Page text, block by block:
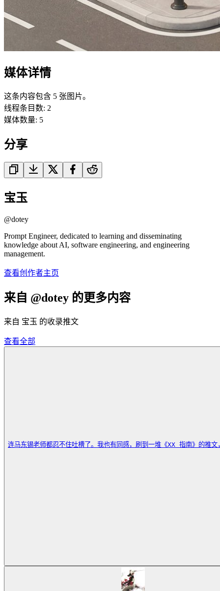
媒体详情
这条内容包含 5 张图片。
线程条目数: 2
媒体数量: 5
分享
宝玉
@dotey
Prompt Engineer, dedicated to learning and disseminating
knowledge about AI, software engineering, and engineering
management.
查看创作者主页
来自 @dotey 的更多内容
来自 宝玉 的收录推文
查看全部
连马东锡老师都忍不住吐槽了。我也有同感，刷到一堆《XX 指南》的